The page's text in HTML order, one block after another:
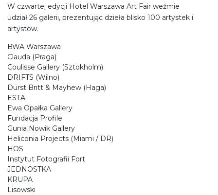
W czwartej edycji Hotel Warszawa Art Fair weźmie
udział 26 galerii, prezentując dzieła blisko 100 artystek i
artystów.
BWA Warszawa
Clauda (Praga)
Coulisse Gallery (Sztokholm)
DRIFTS (Wilno)
Dürst Britt & Mayhew (Haga)
ESTA
Ewa Opałka Gallery
Fundacja Profile
Gunia Nowik Gallery
Heliconia Projects (Miami / DR)
HOS
Instytut Fotografii Fort
JEDNOSTKA
KRUPA
Lisowski